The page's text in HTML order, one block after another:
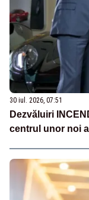
30 iul. 2026, 07:51
Dezvăluiri
centrul unor noi